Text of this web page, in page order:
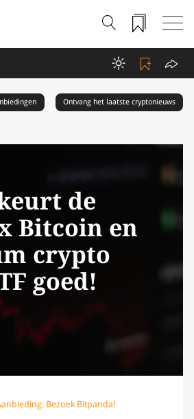
Ontvang het laatste cryptonieuws
de
Bitcoin en
crypto
goed!
Bezoek Bitpanda!